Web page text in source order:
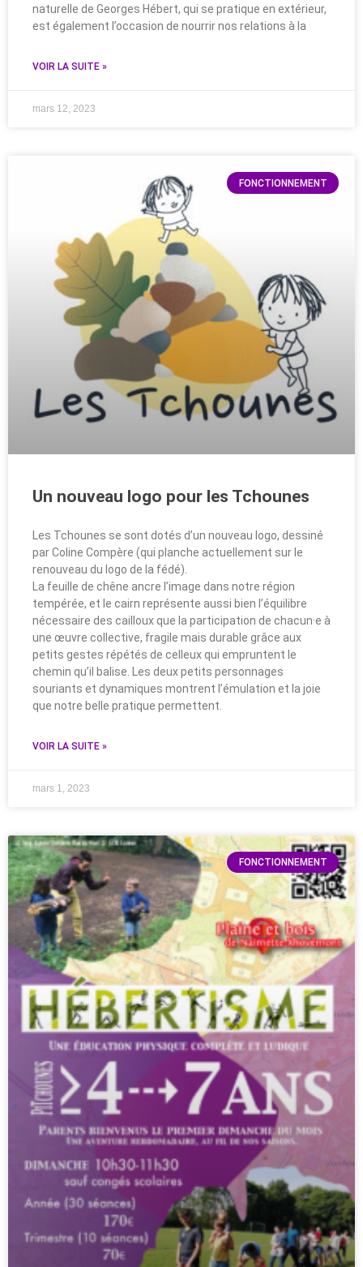
naturelle de Georges Hébert, qui se pratique en extérieur,
est également l’occasion de nourrir nos relations à la
VOIR LA SUITE »
mars 12, 2023
FONCTIONNEMENT
Un nouveau logo pour les Tchounes
Les Tchounes se sont dotés d’un nouveau logo, dessiné
par Coline Compère (qui planche actuellement sur le
renouveau du logo de la fédé).
La feuille de chêne ancre l’image dans notre région
tempérée, et le cairn représente aussi bien l’équilibre
nécessaire des cailloux que la participation de chacun·e à
une œuvre collective, fragile mais durable grâce aux
petits gestes répétés de celleux qui empruntent le
chemin qu’il balise. Les deux petits personnages
souriants et dynamiques montrent l’émulation et la joie
que notre belle pratique permettent.
VOIR LA SUITE »
mars 1, 2023
FONCTIONNEMENT